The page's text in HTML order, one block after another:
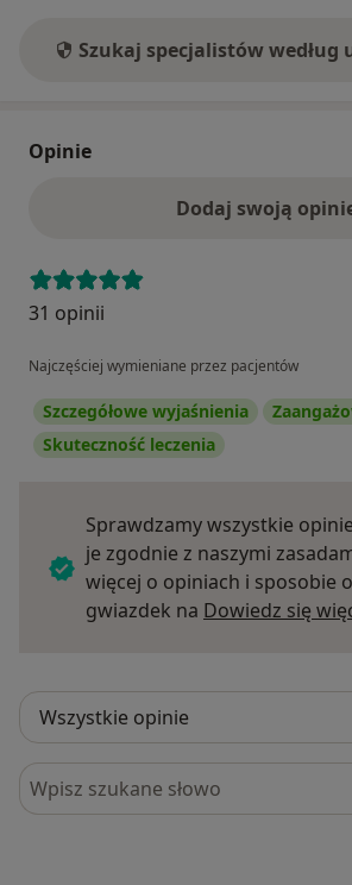
Szukaj specjalistów według
Opinie
Dodaj swoją
31 opinii
Najczęściej wymieniane przez pacjentów
Szczegółowe wyjaśnienia
Skuteczność leczenia
Sprawdzamy wszystkie
je zgodnie z naszymi
więcej o opiniach i sposobie
gwiazdek na Dowiedz się
Szukaj w opiniach